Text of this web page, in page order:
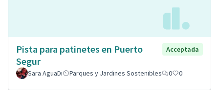
Pista para patinetes en Puerto
Segur
Acceptada
Sara AguaDi Parques y Jardines Sostenibles 0 0